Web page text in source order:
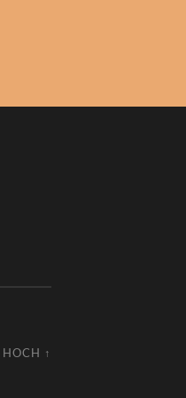
HOCH ↑